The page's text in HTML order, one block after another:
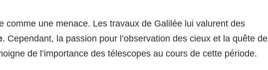
comme une menace. Les travaux de Galilée lui valurent des
. Cependant, la passion pour l’observation des cieux et la quête de
de l’importance des télescopes au cours de cette période.